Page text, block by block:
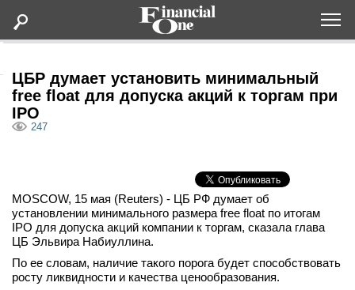
Lifestyle
Мероприятия
Новости
ЦБР думает установить минимальный
free float для допуска акций к торгам при
IPO
247
MOSCOW, 15 мая (Reuters) - ЦБ РФ думает об
установлении минимального размера free float по итогам
IPO для допуска акций компании к торгам, сказала глава
ЦБ Эльвира Набиуллина.
По ее словам, наличие такого порога будет способствовать
росту ликвидности и качества ценообразования.